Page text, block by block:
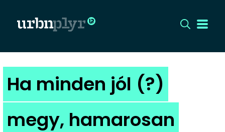
CÍMLAP
DIZÁJN
Ha minden jól (?)
megy, hamarosan